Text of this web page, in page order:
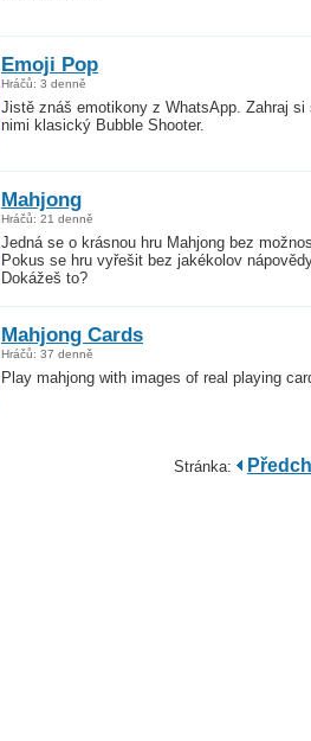
Emoji Pop
Hráčů: 3 denně
Jistě znáš emotikony z WhatsApp. Zahraj si
nimi klasický Bubble Shooter.
Mahjong
Hráčů: 21 denně
Jedná se o krásnou hru Mahjong bez
Pokus se hru vyřešit bez jakékolov
Dokážeš to?
Mahjong Cards
Hráčů: 37 denně
Play mahjong with images of real playing
Stránka: